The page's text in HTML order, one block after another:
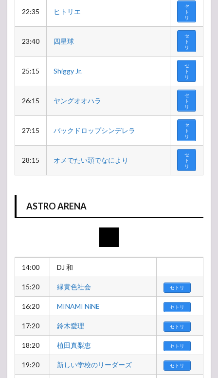
22:35 ヒトリエ
セ
ト
リ
23:40 四星球
セ
ト
リ
25:15 Shiggy Jr.
セ
ト
リ
26:15 ヤングオオハラ
セ
ト
リ
27:15 バックドロップシンデレラ
セ
ト
リ
28:15 オメでたい頭でなにより
セ
ト
リ
ASTRO ARENA
14:00 DJ 和
15:20 緑黄色社会 セトリ
16:20 MINAMI NiNE セトリ
17:20 鈴木愛理 セトリ
18:20 植田真梨恵 セトリ
19:20 新しい学校のリーダーズ セトリ